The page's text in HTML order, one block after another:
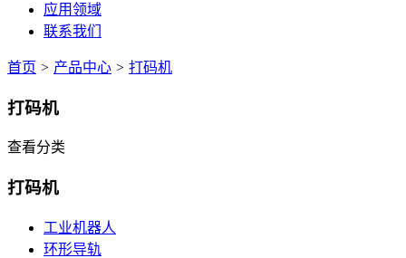
应用领域
联系我们
首页 > 产品中心 > 打码机
打码机
查看分类
打码机
工业机器人
环形导轨